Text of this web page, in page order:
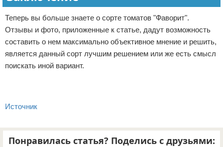
Теперь вы больше знаете о сорте томатов "Фаворит".
Отзывы и фото, приложенные к статье, дадут возможность
составить о нем максимально объективное мнение и решить,
является данный сорт лучшим решением или же есть смысл
поискать иной вариант.
Источник
Понравилась статья? Поделись с друзьями: